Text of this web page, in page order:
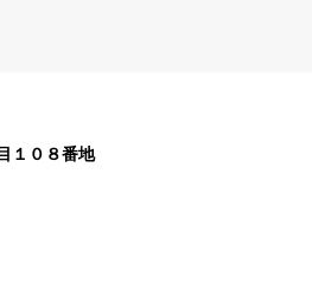
１０８番地